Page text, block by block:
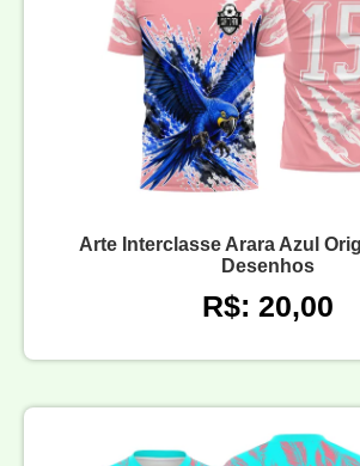
Arte Interclasse Arara Azul
Desenhos
R$: 20,00